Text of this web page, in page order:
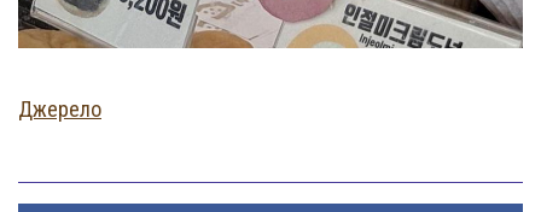
Джерело